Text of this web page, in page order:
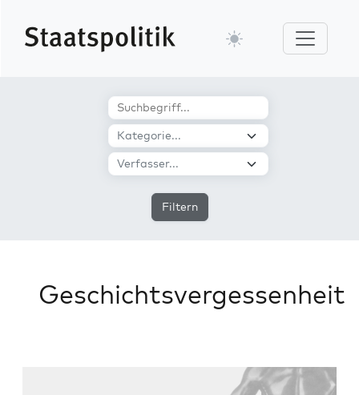
Filtern
Geschichtsvergessenheit